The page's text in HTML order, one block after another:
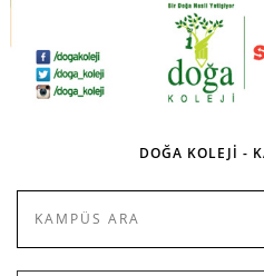
DOĞA KOLEJİ -